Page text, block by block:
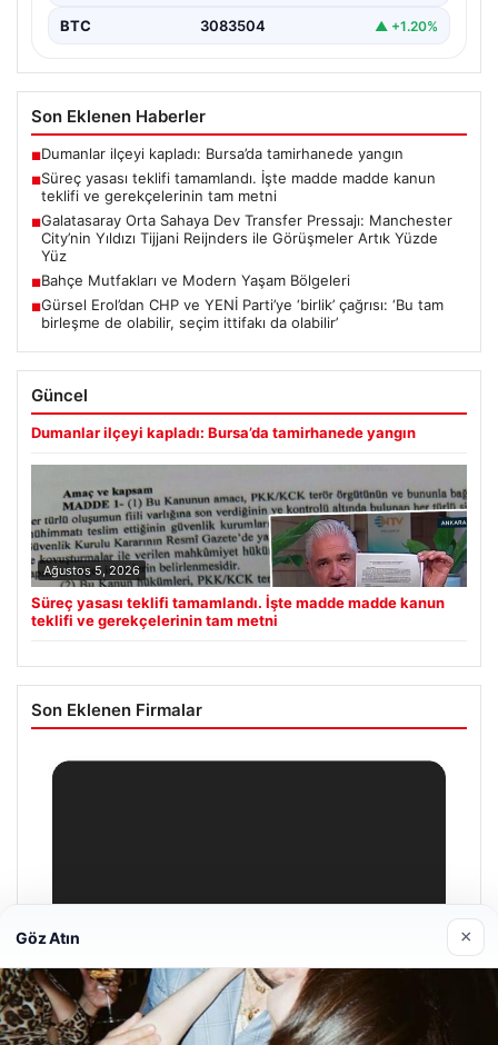
BTC 3083504 ▲ +1.20%
Son Eklenen Haberler
■Dumanlar ilçeyi kapladı: Bursa’da tamirhanede yangın
■Süreç yasası teklifi tamamlandı. İşte madde madde kanun
teklifi ve gerekçelerinin tam metni
■Galatasaray Orta Sahaya Dev Transfer Pressajı: Manchester
City’nin Yıldızı Tijjani Reijnders ile Görüşmeler Artık Yüzde
Yüz
■Bahçe Mutfakları ve Modern Yaşam Bölgeleri
■Gürsel Erol’dan CHP ve YENİ Parti’ye ‘birlik’ çağrısı: ‘Bu tam
birleşme de olabilir, seçim ittifakı da olabilir’
Güncel
Dumanlar ilçeyi kapladı: Bursa’da tamirhanede yangın
Ağustos 5, 2026
Süreç yasası teklifi tamamlandı. İşte madde madde kanun
teklifi ve gerekçelerinin tam metni
Son Eklenen Firmalar
Göz Atın ×